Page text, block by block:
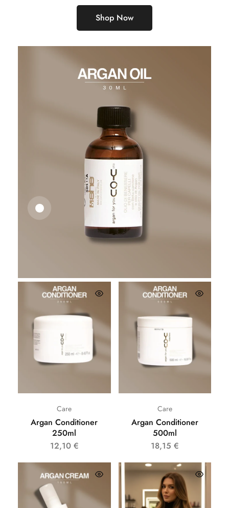
Shop Now
Care
Argan Conditioner
250ml
12,10 €
Care
Argan Conditioner
500ml
18,15 €